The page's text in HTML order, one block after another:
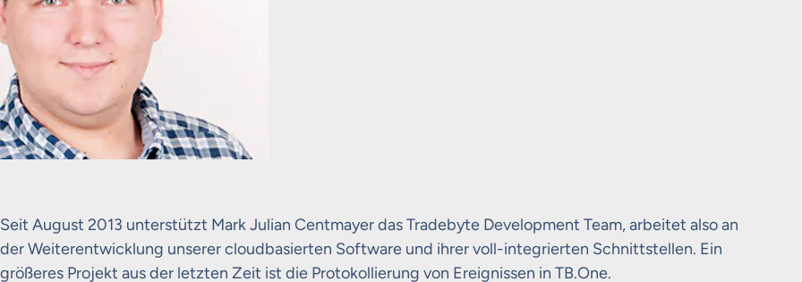
Seit August 2013 unterstützt Mark Julian Centmayer das Tradebyte Development Team, arbeitet also an
der Weiterentwicklung unserer cloudbasierten Software und ihrer voll-integrierten Schnittstellen. Ein
größeres Projekt aus der letzten Zeit ist die Protokollierung von Ereignissen in TB.One.